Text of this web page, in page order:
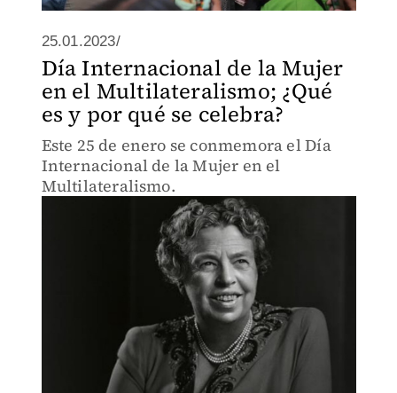
25.01.2023/
Día Internacional de la Mujer
en el Multilateralismo; ¿Qué
es y por qué se celebra?
Este 25 de enero se conmemora el Día
Internacional de la Mujer en el
Multilateralismo.